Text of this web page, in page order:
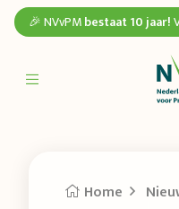
🎉 NVvPMbestaat 10 jaar!
Home